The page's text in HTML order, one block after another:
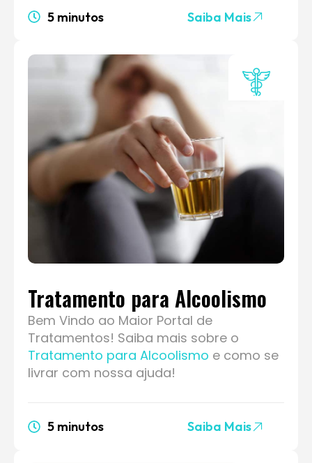
5 minutos Saiba Mais
Tratamento para Alcoolismo
Bem Vindo ao Maior Portal de
Tratamentos! Saiba mais sobre o
Tratamento para Alcoolismo e como se
livrar com nossa ajuda!
5 minutos Saiba Mais